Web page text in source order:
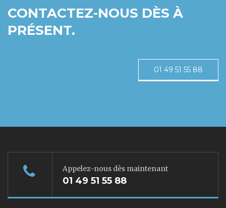
CONTACTEZ-NOUS DÈS À
PRÉSENT.
01 49 51 55 88
Appelez-nous dès maintenant
01 49 51 55 88